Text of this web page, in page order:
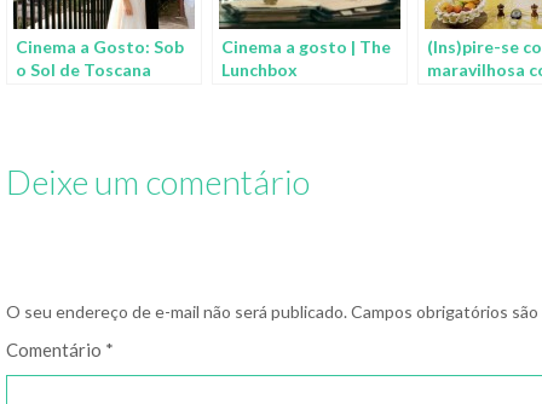
Cinema a Gosto: Sob
o Sol de Toscana
Cinema a gosto | The
Lunchbox
(Ins)pire-se
maravilhosa
Deixe um comentário
O seu endereço de e-mail não será publicado. Campos obrigatórios
Comentário *